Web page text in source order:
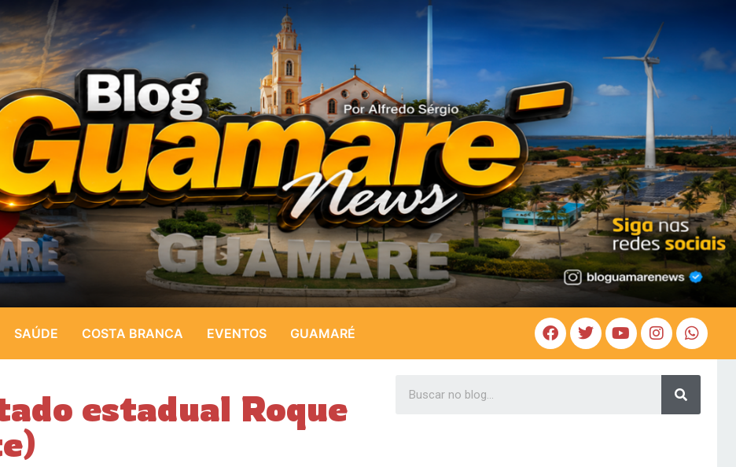
SAÚDE COSTA BRANCA EVENTOS GUAMARÉ
estadual Roque